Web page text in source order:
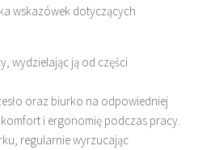
wskazówek dotyczących
wydzielając ją od części
oraz biurko na odpowiedniej
i ergonomię podczas pracy.
regularnie wyrzucając